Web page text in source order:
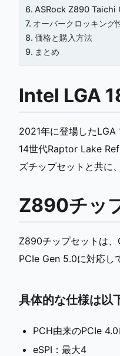
ASRock Z890 Taichi
オーバークロッキング
価格と購入方法
まとめ
Intel LGA
2021年に登場した
14世代Raptor Lake
ズチップセットと共に
Z890チッ
Z890チップセットは
PCIe Gen 5.0に対応し
具体的な仕様は以
PCH由来のPCIe
eSPI：最大4